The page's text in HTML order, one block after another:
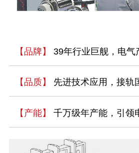
【品牌】 39年行业巨舰，电气
【品质】 先进技术应用，接轨
【产能】 千万级年产能，引领